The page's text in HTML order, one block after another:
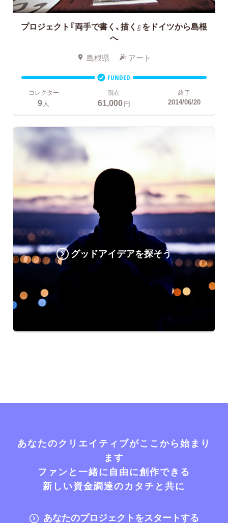
プロジェクト『両手で書く、描く』をドイツから島根
へ
島根県 アート
FUNDED
コレクター
9人
現在
61,000円
終了
2014/06/20
グッドアイデアを探そう
あなたのクリエイティブがここから始まり
ます
ファンと一緒に自由に創作できる
新しい資金調達のカタチと共に
あなたのプロジェクトをスタートする